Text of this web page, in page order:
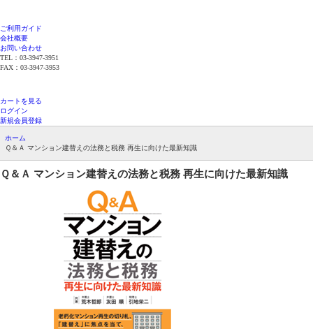
ご利用ガイド
会社概要
お問い合わせ
TEL：03-3947-3951
FAX：03-3947-3953
カートを見る
ログイン
新規会員登録
ホーム
Ｑ＆Ａ マンション建替えの法務と税務 再生に向けた最新知識
Ｑ＆Ａ マンション建替えの法務と税務 再生に向けた最新知識